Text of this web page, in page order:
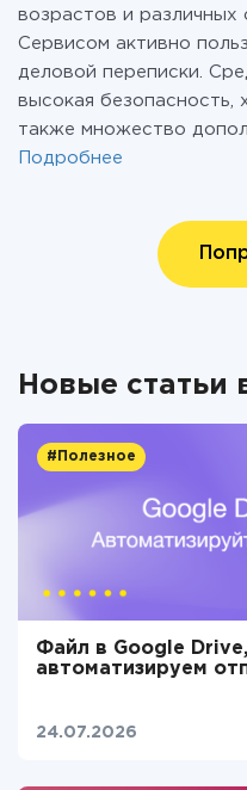
возрастов и различных
Сервисом активно
деловой переписки.
высокая
также множество
Подробнее
Новые статьи
#Полезное
Файл в Google
автоматизируем
24.07.2026